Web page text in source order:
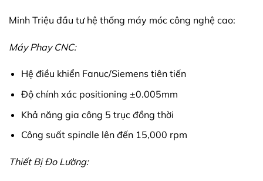
Minh Triệu đầu tư hệ thống máy móc công nghệ cao:
Máy Phay CNC:
Hệ điều khiển Fanuc/Siemens tiên tiến
Độ chính xác positioning ±0.005mm
Khả năng gia công 5 trục đồng thời
Công suất spindle lên đến 15,000 rpm
Thiết Bị Đo Lường: